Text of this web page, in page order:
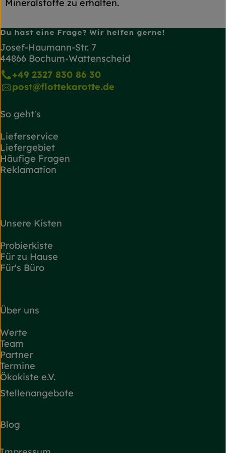
Mineralstoffe zu erhalten.
Du hast eine Frage? Wir helfen gerne!
Josef-Haumann-Str. 7
44866 Bochum-Wattenscheid
+49 2327 830 86 30
post@flottekarotte.de
So geht's
Lieferservice
Liefergebiet
Häufige Fragen
Reklamation
Unsere Kisten
Probierkiste
Für zu Hause
Für's Büro
Über uns
Werte
Team
Partner
Termine
Ökokiste e.V.
Stellenangebote
Blog